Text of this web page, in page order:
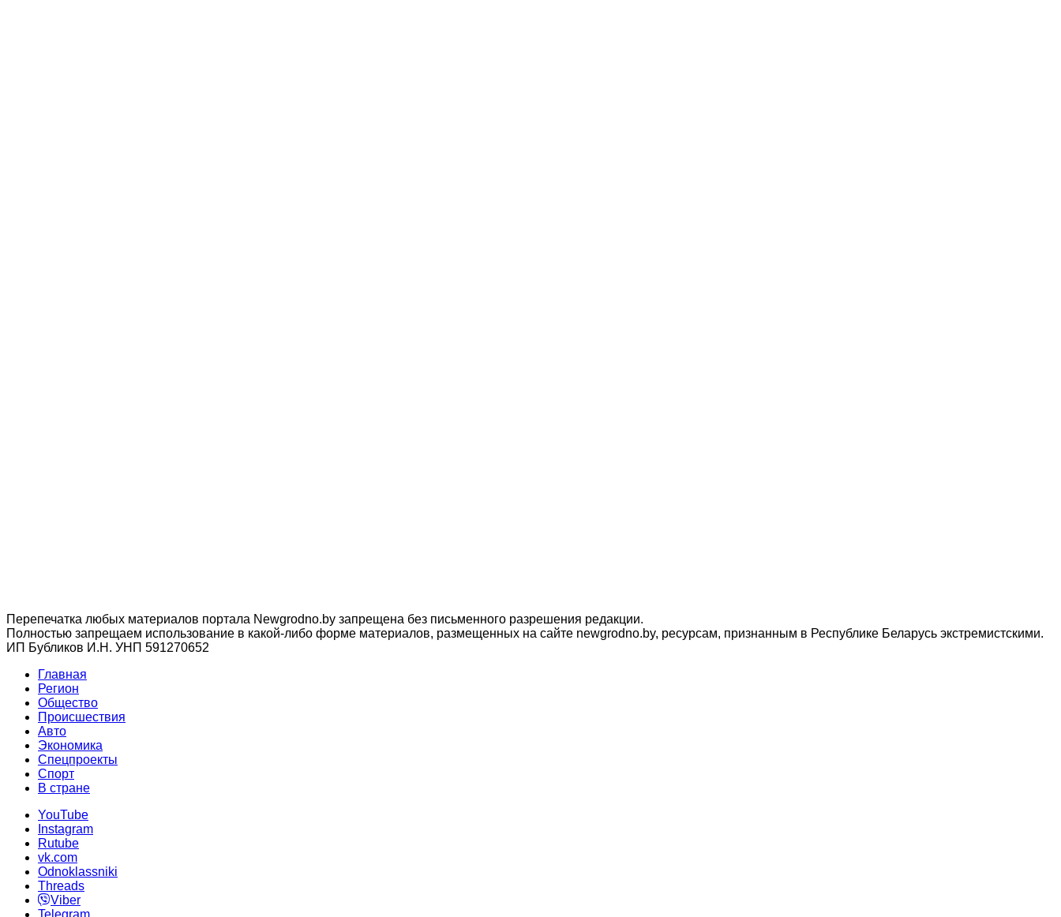
Перепечатка любых материалов портала Newgrodno.by запрещена без письменного разрешения редакции.
Полностью запрещаем использование в какой-либо форме материалов, размещенных на сайте newgrodno.by, ресурсам, признанным в Республике Беларусь экстремистскими.
ИП Бубликов И.Н. УНП 591270652
Главная
Регион
Общество
Происшествия
Авто
Экономика
Спецпроекты
Cпорт
В стране
YouTube
Instagram
Rutube
vk.com
Odnoklassniki
Threads
Viber
Telegram